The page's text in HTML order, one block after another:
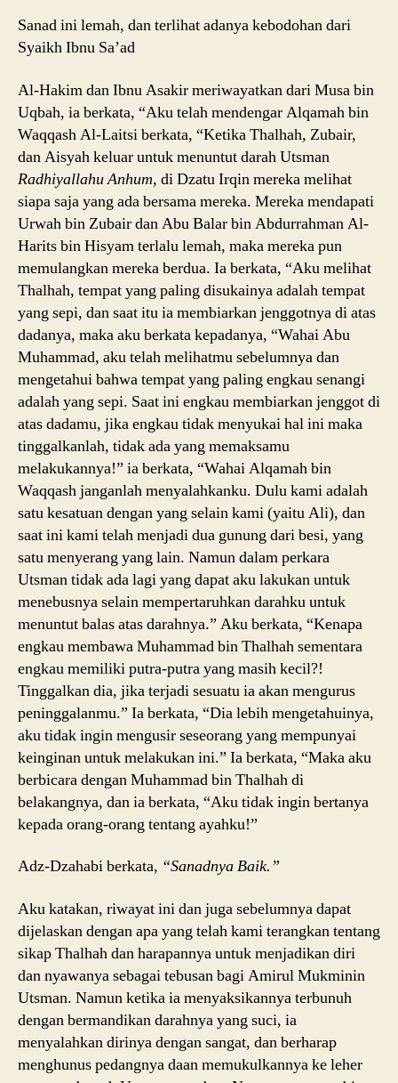
Sanad ini lemah, dan terlihat adanya kebodohan dari
Syaikh Ibnu Sa’ad
Al-Hakim dan Ibnu Asakir meriwayatkan dari Musa bin
Uqbah, ia berkata, “Aku telah mendengar Alqamah bin
Waqqash Al-Laitsi berkata, “Ketika Thalhah, Zubair,
dan Aisyah keluar untuk menuntut darah Utsman
Radhiyallahu Anhum, di Dzatu Irqin mereka melihat
siapa saja yang ada bersama mereka. Mereka mendapati
Urwah bin Zubair dan Abu Balar bin Abdurrahman Al-
Harits bin Hisyam terlalu lemah, maka mereka pun
memulangkan mereka berdua. Ia berkata, “Aku melihat
Thalhah, tempat yang paling disukainya adalah tempat
yang sepi, dan saat itu ia membiarkan jenggotnya di atas
dadanya, maka aku berkata kepadanya, “Wahai Abu
Muhammad, aku telah melihatmu sebelumnya dan
mengetahui bahwa tempat yang paling engkau senangi
adalah yang sepi. Saat ini engkau membiarkan jenggot di
atas dadamu, jika engkau tidak menyukai hal ini maka
tinggalkanlah, tidak ada yang memaksamu
melakukannya!” ia berkata, “Wahai Alqamah bin
Waqqash janganlah menyalahkanku. Dulu kami adalah
satu kesatuan dengan yang selain kami (yaitu Ali), dan
saat ini kami telah menjadi dua gunung dari besi, yang
satu menyerang yang lain. Namun dalam perkara
Utsman tidak ada lagi yang dapat aku lakukan untuk
menebusnya selain mempertaruhkan darahku untuk
menuntut balas atas darahnya.” Aku berkata, “Kenapa
engkau membawa Muhammad bin Thalhah sementara
engkau memiliki putra-putra yang masih kecil?!
Tinggalkan dia, jika terjadi sesuatu ia akan mengurus
peninggalanmu.” Ia berkata, “Dia lebih mengetahuinya,
aku tidak ingin mengusir seseorang yang mempunyai
keinginan untuk melakukan ini.” Ia berkata, “Maka aku
berbicara dengan Muhammad bin Thalhah di
belakangnya, dan ia berkata, “Aku tidak ingin bertanya
kepada orang-orang tentang ayahku!”
Adz-Dzahabi berkata, “Sanadnya Baik.”
Aku katakan, riwayat ini dan juga sebelumnya dapat
dijelaskan dengan apa yang telah kami terangkan tentang
sikap Thalhah dan harapannya untuk menjadikan diri
dan nyawanya sebagai tebusan bagi Amirul Mukminin
Utsman. Namun ketika ia menyaksikannya terbunuh
dengan bermandikan darahnya yang suci, ia
menyalahkan dirinya dengan sangat, dan berharap
menghunus pedangnya daan memukulkannya ke leher